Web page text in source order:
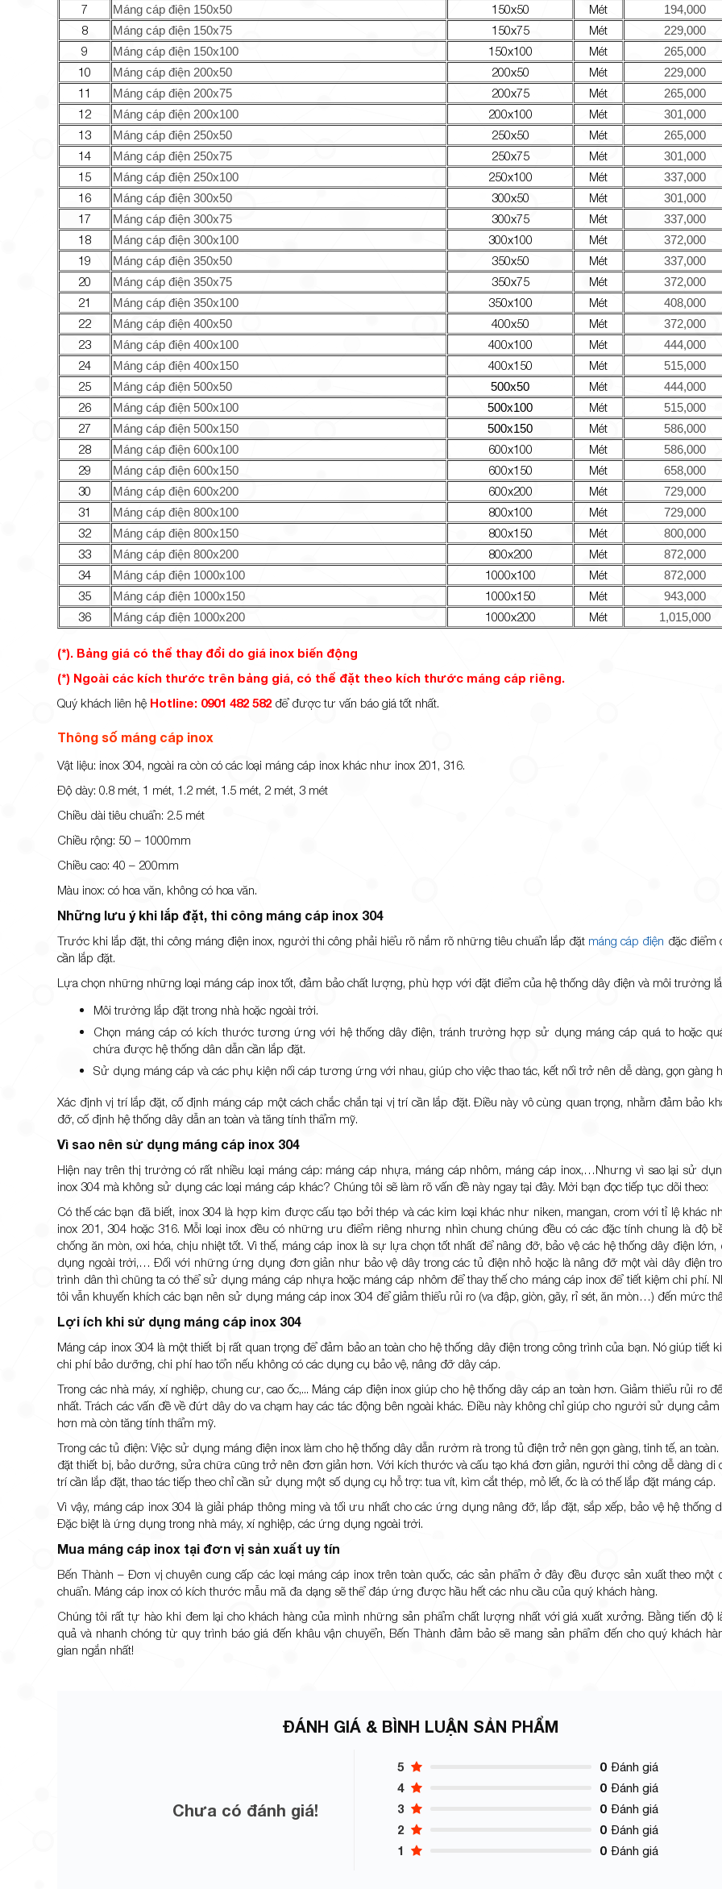
7 Máng cáp điện 150x50 150x50 Mét 194,000
8 Máng cáp điện 150x75 150x75 Mét 229,000
9 Máng cáp điện 150x100 150x100 Mét 265,000
10 Máng cáp điện 200x50 200x50 Mét 229,000
11 Máng cáp điện 200x75 200x75 Mét 265,000
12 Máng cáp điện 200x100 200x100 Mét 301,000
13 Máng cáp điện 250x50 250x50 Mét 265,000
14 Máng cáp điện 250x75 250x75 Mét 301,000
15 Máng cáp điện 250x100 250x100 Mét 337,000
16 Máng cáp điện 300x50 300x50 Mét 301,000
17 Máng cáp điện 300x75 300x75 Mét 337,000
18 Máng cáp điện 300x100 300x100 Mét 372,000
19 Máng cáp điện 350x50 350x50 Mét 337,000
20 Máng cáp điện 350x75 350x75 Mét 372,000
21 Máng cáp điện 350x100 350x100 Mét 408,000
22 Máng cáp điện 400x50 400x50 Mét 372,000
23 Máng cáp điện 400x100 400x100 Mét 444,000
24 Máng cáp điện 400x150 400x150 Mét 515,000
25 Máng cáp điện 500x50 500x50 Mét 444,000
26 Máng cáp điện 500x100 500x100 Mét 515,000
27 Máng cáp điện 500x150 500x150 Mét 586,000
28 Máng cáp điện 600x100 600x100 Mét 586,000
29 Máng cáp điện 600x150 600x150 Mét 658,000
30 Máng cáp điện 600x200 600x200 Mét 729,000
31 Máng cáp điện 800x100 800x100 Mét 729,000
32 Máng cáp điện 800x150 800x150 Mét 800,000
33 Máng cáp điện 800x200 800x200 Mét 872,000
34 Máng cáp điện 1000x100 1000x100 Mét 872,000
35 Máng cáp điện 1000x150 1000x150 Mét 943,000
36 Máng cáp điện 1000x200 1000x200 Mét 1,015,000
(*). Bảng giá có thể thay đổi do giá inox biến động
(*) Ngoài các kích thước trên bảng giá, có thể đặt theo kích thước máng cáp riêng.
Quý khách liên hệ Hotline: 0901 482 582 để được tư vấn báo giá tốt nhất.
Thông số máng cáp inox
Vật liệu: inox 304, ngoài ra còn có các loại máng cáp inox khác như inox 201, 316.
Độ dày: 0.8 mét, 1 mét, 1.2 mét, 1.5 mét, 2 mét, 3 mét
Chiều dài tiêu chuẩn: 2.5 mét
Chiều rộng: 50 – 1000mm
Chiều cao: 40 – 200mm
Màu inox: có hoa văn, không có hoa văn.
Những lưu ý khi lắp đặt, thi công máng cáp inox 304
Trước khi lắp đặt, thi công máng điện inox, người thi công phải hiểu rõ nắm rõ những tiêu chuẩn lắp đặt máng cáp điện đặc điểm
cần lắp đặt.
Lựa chọn những những loại máng cáp inox tốt, đảm bảo chất lượng, phù hợp với đặt điểm của hệ thống dây điện và môi trường
Môi trường lắp đặt trong nhà hoặc ngoài trời.
Chọn máng cáp có kích thước tương ứng với hệ thống dây điện, tránh trường hợp sử dụng máng cáp quá to hoặc
chứa được hệ thống dân dẫn cần lắp đặt.
Sử dụng máng cáp và các phụ kiện nối cáp tương ứng với nhau, giúp cho việc thao tác, kết nối trở nên dễ dàng, gọn gàng
Xác định vị trí lắp đặt, cố định máng cáp một cách chắc chắn tại vị trí cần lắp đặt. Điều này vô cùng quan trọng, nhằm đảm bảo
đỡ, cố định hệ thống dây dẫn an toàn và tăng tính thẩm mỹ.
Vì sao nên sử dụng máng cáp inox 304
Hiện nay trên thị trường có rất nhiều loại máng cáp: máng cáp nhựa, máng cáp nhôm, máng cáp inox,…Nhưng vì sao lại sử
inox 304 mà không sử dụng các loại máng cáp khác? Chúng tôi sẽ làm rõ vấn đề này ngay tại đây. Mời bạn đọc tiếp tục dõi theo:
Có thế các bạn đã biết, inox 304 là hợp kim được cấu tạo bởi thép và các kim loại khác như niken, mangan, crom với tỉ lệ khác
inox 201, 304 hoặc 316. Mỗi loại inox đều có những ưu điểm riêng nhưng nhìn chung chúng đều có các đặc tính chung là độ
chống ăn mòn, oxi hóa, chịu nhiệt tốt. Vì thế, máng cáp inox là sự lựa chọn tốt nhất để nâng đỡ, bảo vệ các hệ thống dây điện lớn,
dụng ngoài trời,… Đối với những ứng dụng đơn giản như bảo vệ dây trong các tủ điện nhỏ hoặc là nâng đỡ một vài dây điện
trình dân thì chũng ta có thể sử dụng máng cáp nhựa hoặc máng cáp nhôm để thay thế cho máng cáp inox để tiết kiệm chi phí.
tôi vẫn khuyến khích các bạn nên sử dụng máng cáp inox 304 để giảm thiểu rủi ro (va đập, giòn, gãy, rỉ sét, ăn mòn…) đến mức
Lợi ích khi sử dụng máng cáp inox 304
Máng cáp inox 304 là một thiết bị rất quan trọng để đảm bảo an toàn cho hệ thống dây điện trong công trình của bạn. Nó giúp tiết
chi phí bảo dưỡng, chi phí hao tổn nếu không có các dụng cụ bảo vệ, nâng đỡ dây cáp.
Trong các nhà máy, xí nghiệp, chung cư, cao ốc,... Máng cáp điện inox giúp cho hệ thống dây cáp an toàn hơn. Giảm thiểu rủi ro
nhất. Trách các vấn đề về đứt dây do va chạm hay các tác động bên ngoài khác. Điều này không chỉ giúp cho người sử dụng cảm
hơn mà còn tăng tính thẩm mỹ.
Trong các tủ điện: Việc sử dụng máng điện inox làm cho hệ thống dây dẫn rườm rà trong tủ điện trở nên gọn gàng, tinh tế, an toàn.
đặt thiết bị, bảo dưỡng, sửa chữa cũng trở nên đơn giản hơn. Với kích thước và cấu tạo khá đơn giản, người thi công dễ dàng di
trí cần lắp đặt, thao tác tiếp theo chỉ cần sử dụng một số dụng cụ hỗ trợ: tua vít, kìm cắt thép, mỏ lết, ốc là có thế lắp đặt máng cáp.
Vì vậy, máng cáp inox 304 là giải pháp thông ming và tối ưu nhất cho các ứng dụng nâng đỡ, lắp đặt, sắp xếp, bảo vệ hệ thống
Đặc biệt là ứng dụng trong nhà máy, xí nghiệp, các ứng dụng ngoài trời.
Mua máng cáp inox tại đơn vị sản xuất uy tín
Bến Thành – Đơn vị chuyên cung cấp các loại máng cáp inox trên toàn quốc, các sản phẩm ở đây đều được sản xuất theo một
chuẩn. Máng cáp inox có kích thước mẫu mã đa dạng sẽ thể đáp ứng được hầu hết các nhu cầu của quý khách hàng.
Chúng tôi rất tự hào khi đem lại cho khách hàng của mình những sản phẩm chất lượng nhất với giá xuất xưởng. Bằng tiến độ
quả và nhanh chóng từ quy trình báo giá đến khâu vận chuyển, Bến Thành đảm bảo sẽ mang sản phẩm đến cho quý khách
gian ngắn nhất!
ĐÁNH GIÁ & BÌNH LUẬN SẢN PHẨM
Chưa có đánh giá!
5 0 Đánh giá
4 0 Đánh giá
3 0 Đánh giá
2 0 Đánh giá
1 0 Đánh giá